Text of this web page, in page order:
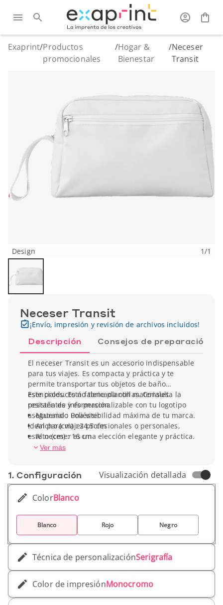
Exaprint/Productos
promocionales
/Hogar &
Bienestar
/Neceser
Transit
Design 1/1
Neceser Transit
¡Envío, impresión y revisión de archivos incluidos!
Descripción Consejos de preparación
El neceser Transit es un accesorio indispensable
para tus viajes. Es compacta y práctica y te
permite transportar tus objetos de baño
esenciales. Está fabricada con materiales
resistentes y es personalizable con tu logotipo
asegurando una visibilidad máxima de tu marca.
Ideal para viajes profesionales o personales,
este neceser es una elección elegante y práctica.
Está disponible en tres colores: rojo, negro y
Este producto no tiene plantillas. Consulta la
pestaña de información.
Material : Poliéster
Ancho (cm) : 24.5 cm
Alto (cm) : 16 cm
Profundidad : 8 cm
Ver más
1. Conf­iguración Visualización detallada
ColorBlanco
Blanco Rojo Negro
Técnica de personalizaciónSerigrafía
Color de impresiónMonocromo